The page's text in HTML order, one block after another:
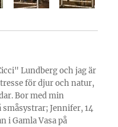
Lundberg och jag är
för djur och natur,
Bor med min
småsystrar; Jennifer, 14
i Gamla Vasa på